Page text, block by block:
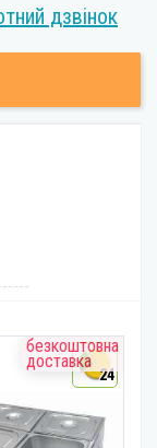
дзвінок
безкоштовна
доставка
24